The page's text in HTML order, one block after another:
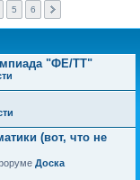
5 6
"ФЕ/ТТ"
(вот, что не
Доска